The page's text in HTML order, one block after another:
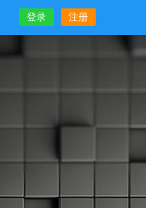
登录 注册